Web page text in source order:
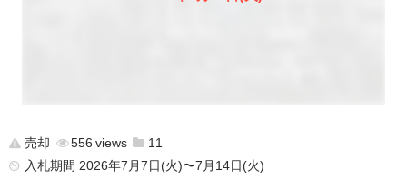
売却 556
11
入札期間 2026年7月7日(火)〜7月14日(火)